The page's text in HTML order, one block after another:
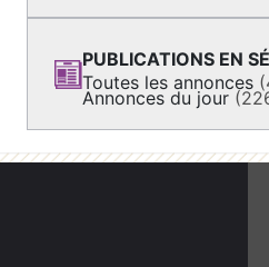
PUBLICATIONS EN
Toutes les annonces
Annonces du jour